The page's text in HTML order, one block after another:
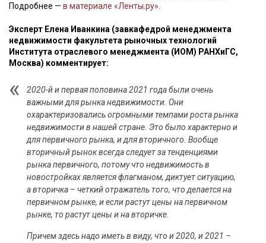
Мурзилка
Подробнее — в материале «Ленты.ру».
Эксперт Елена Иванкина (завкафедрой менеджмента
недвижимости факультета рыночных технологий
Института отраслевого менеджмента (ИОМ) РАНХиГС,
Москва) комментирует:
2020-й и первая половина 2021 года были очень
важными для рынка недвижимости. Они
охарактеризовались огромными темпами роста рынка
недвижимости в нашей стране. Это было характерно и
для первичного рынка, и для вторичного. Вообще
вторичный рынок всегда следует за тенденциями
рынка первичного, потому что недвижимость в
новостройках является флагманом, диктует ситуацию,
а вторичка – четкий отражатель того, что делается на
первичном рынке, и если растут цены на первичном
рынке, то растут цены и на вторичке.
Причем здесь надо иметь в виду, что и 2020, и 2021 –